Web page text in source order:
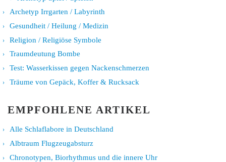
Archetyp Irrgarten / Labyrinth
Gesundheit / Heilung / Medizin
Religion / Religiöse Symbole
Traumdeutung Bombe
Test: Wasserkissen gegen Nackenschmerzen
Träume von Gepäck, Koffer & Rucksack
EMPFOHLENE ARTIKEL
Alle Schlaflabore in Deutschland
Albtraum Flugzeugabsturz
Chronotypen, Biorhythmus und die innere Uhr